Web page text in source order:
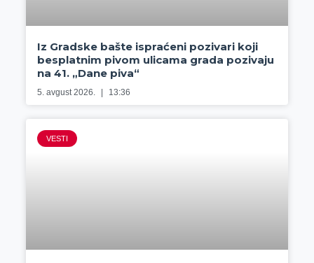
Iz Gradske bašte ispraćeni pozivari koji
besplatnim pivom ulicama grada pozivaju
na 41. „Dane piva“
5. avgust 2026. 13:36
VESTI